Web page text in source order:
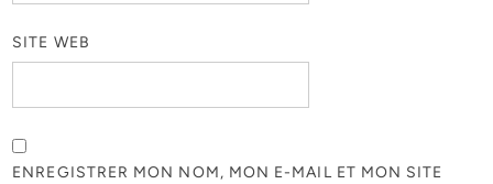
SITE WEB
ENREGISTRER MON NOM, MON E-MAIL ET MON SITE